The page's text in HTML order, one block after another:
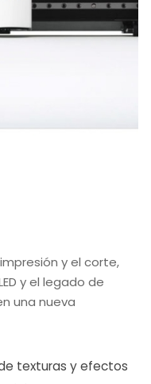
y el corte,
y el legado de
una nueva
texturas y efectos